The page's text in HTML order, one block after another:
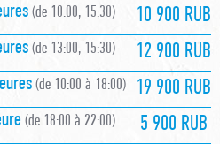
(de 10:00, 15:30) 10 900 RUB
(de 13:00, 15:30) 12 900 RUB
(de 10:00 à 18:00) 19 900 RUB
(de 18:00 à 22:00) 5 900 RUB